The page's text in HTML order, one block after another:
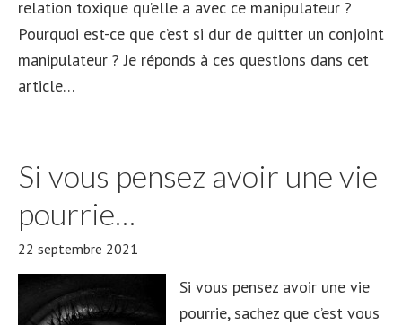
relation toxique qu’elle a avec ce manipulateur ?
Pourquoi est-ce que c’est si dur de quitter un conjoint
manipulateur ? Je réponds à ces questions dans cet
article…
Si vous pensez avoir une vie
pourrie…
22 septembre 2021
Si vous pensez avoir une vie
pourrie, sachez que c’est vous